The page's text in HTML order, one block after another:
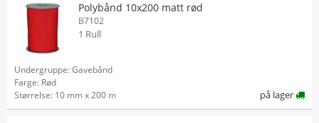
Polybånd 10x200 matt rød
B7102
1 Rull
Undergruppe: Gavebånd
Farge: Rød
Størrelse: 10 mm x 200 m
på lager